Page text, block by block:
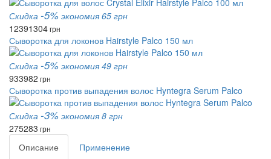
Скидка -5% экономия 65 грн
12391304грн
Сыворотка для локонов Hairstyle Palco 150 мл
Скидка -5% экономия 49 грн
933982 грн
Сыворотка против выпадения волос Hyntegra Serum Palco
Скидка -3% экономия 8 грн
275283 грн
Описание
Применение